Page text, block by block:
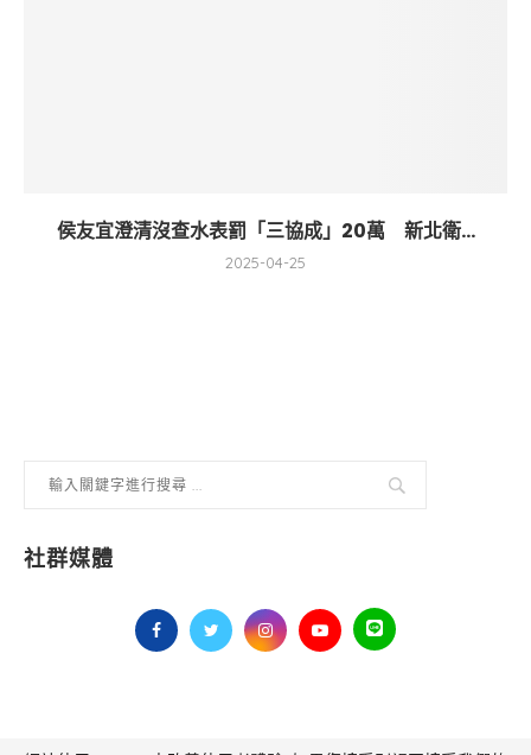
侯友宜澄清沒查水表罰「三協成」20萬 新北衛...
2025-04-25
社群媒體